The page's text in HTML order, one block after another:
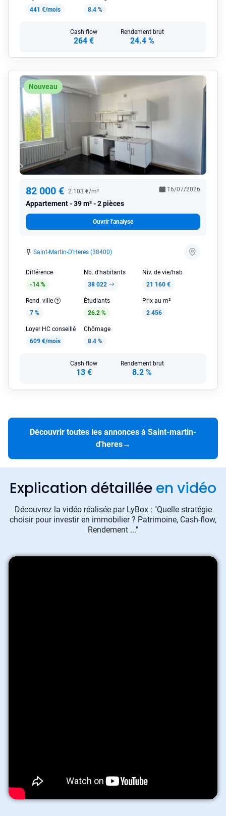
441 €/mois
8.4 %
Cash flow
264 €
Rendement brut
24.4 %
Nouveau
82 000 € 2 103 €/m²
Appartement 39 m² - 2 pièces
16/07/2026
Ouvrir l'analyse
Saint-Martin-D'Heres (38400)
Différence
-14 %
Nb. d'habitants
38 022
Niv. de vie/hab
21 160 €
Rend. ville
7 %
Étudiants
26.2 %
Prix au m²
2 456
Loyer HC conseillé
609 €/mois
Chômage
8.4 %
Cash flow
13 €
Rendement brut
8.2 %
Découvrir toutes les annonces à Saint-martin-
d'heres→
Explication détaillée en vidéo
Découvrez la vidéo réalisée par LyBox : "Quelle stratégie
choisir pour investir en immobilier ? Patrimoine, Cash-flow,
Rendement ..."